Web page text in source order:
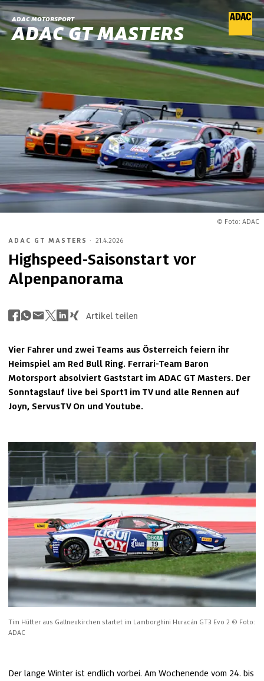
ADAC MOTORSPORT
ADAC GT MASTERS
© Foto: ADAC
ADAC GT MASTERS · 21.4.2026
Highspeed-Saisonstart vor
Alpenpanorama
Artikel teilen
Vier Fahrer und zwei Teams aus Österreich feiern ihr
Heimspiel am Red Bull Ring. Ferrari-Team Baron
Motorsport absolviert Gaststart im ADAC GT Masters. Der
Sonntagslauf live bei Sport1 im TV und alle Rennen auf
Joyn, ServusTV On und Youtube.
Tim Hütter aus Gallneukirchen startet im Lamborghini Huracán GT3 Evo 2 © Foto:
ADAC
Der lange Winter ist endlich vorbei. Am Wochenende vom 24. bis